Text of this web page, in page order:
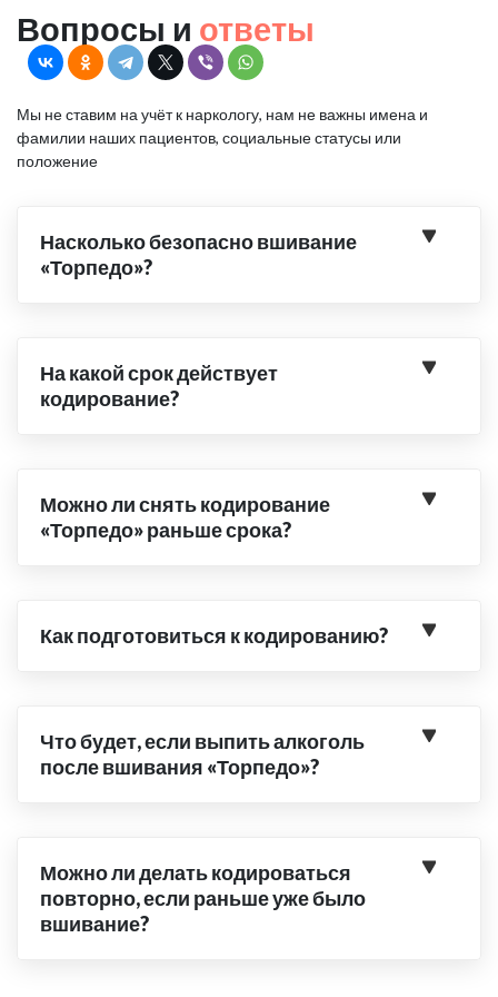
Вопросы и ответы
Мы не ставим на учёт к наркологу, нам не важны имена и
фамилии наших пациентов, социальные статусы или
положение
Насколько безопасно вшивание
«Торпедо»?
На какой срок действует
кодирование?
Можно ли снять кодирование
«Торпедо» раньше срока?
Как подготовиться к кодированию?
Что будет, если выпить алкоголь
после вшивания «Торпедо»?
Можно ли делать кодироваться
повторно, если раньше уже было
вшивание?